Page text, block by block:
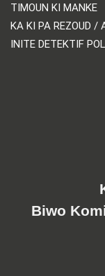
TIMOUN KI MANKE
KA KI PA REZOUD /
INITE DETEKTIF
Biwo